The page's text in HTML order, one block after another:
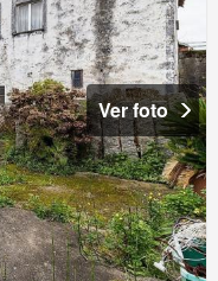
Ver foto